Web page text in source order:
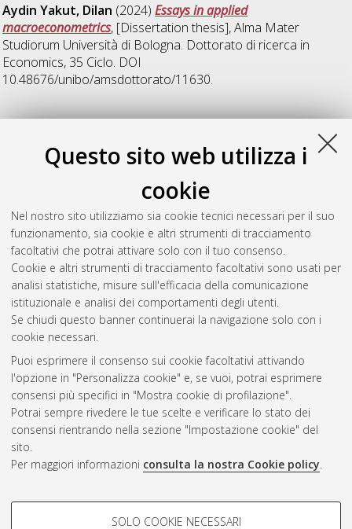
Questo sito web utilizza i
cookie
Nel nostro sito utilizziamo sia cookie tecnici necessari per il suo
funzionamento, sia cookie e altri strumenti di tracciamento
facoltativi che potrai attivare solo con il tuo consenso.
Cookie e altri strumenti di tracciamento facoltativi sono usati per
analisi statistiche, misure sull'efficacia della comunicazione
istituzionale e analisi dei comportamenti degli utenti.
Se chiudi questo banner continuerai la navigazione solo con i
cookie necessari.
Puoi esprimere il consenso sui cookie facoltativi attivando
l'opzione in "Personalizza cookie" e, se vuoi, potrai esprimere
consensi più specifici in "Mostra cookie di profilazione".
Potrai sempre rivedere le tue scelte e verificare lo stato dei
consensi rientrando nella sezione "Impostazione cookie" del
sito.
Per maggiori informazioni consulta la nostra Cookie policy.
COOKIE DI PROFILAZIONE -
SOLO COOKIE NECESSARI
Aydin Yakut, Dilan (2024)Essays in applied
macroeconometrics, [Dissertation thesis], Alma Mater
Studiorum Università di Bologna. Dottorato di ricerca in
Economics, 35 Ciclo. DOI
10.48676/unibo/amsdottorato/11630.
R
Renzetti, Andrea (2024)Essays in Bayesian
, [Dissertation thesis], Alma Mater
Studiorum Università di Bologna. Dottorato di ricerca in
Economics , 35 Ciclo. DOI
10.48676/unibo/amsdottorato/11571.
Questa lista e' stata generata ilSat Aug 8 20:49:03 2026
Atom
Rss 1.0
Rss 2.0
ISSN: 2038-7946
Impostazioni Cookie
Informativa sulla privacy